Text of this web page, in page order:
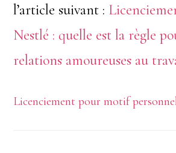
l’article suivant :
Nestlé : quelle est la règle
relations amoureuses au
Licenciement pour motif